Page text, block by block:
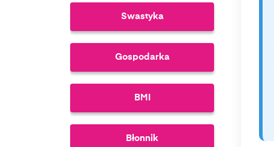
Swastyka
Gospodarka
BMI
Błonnik